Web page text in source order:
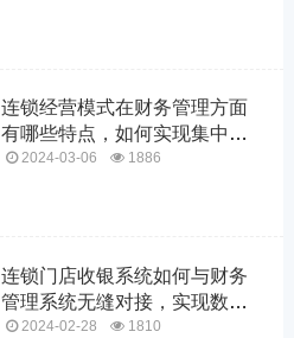
连锁经营模式在财务管理方面
有哪些特点，如何实现集中化
监控和分散经营？
2024-03-06 1886
连锁门店收银系统如何与财务
管理系统无缝对接，实现数据
共享和分析？
2024-02-28 1810